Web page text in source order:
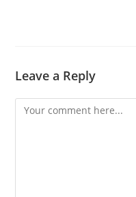
Leave a Reply
Comment